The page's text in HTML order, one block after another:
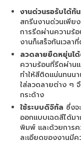
งานด่วนรอรับได้ทั
สกรีนงานด่วนเพีย
การรีดผ่านความร้อ
งานก็เสร็จทันเวลา
ลวดลายยืดหยุ่นได้
ความร้อนที่รีดผ่าน
ทำให้สีติดแน่นทนน
ใส่ลวดลายต่าง ๆ
กระด้าง
ใช้ระบบดิจิทัล ซึ่งจ
ออกแบบเฉดสีได้ม
พิมพ์ และด้วยการ
ละเอียดของงานมี